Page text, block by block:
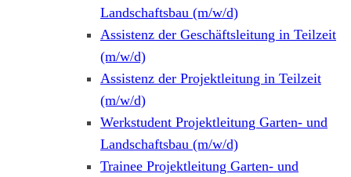
Landschaftsbau (m/w/d)
Assistenz der Geschäftsleitung in Teilzeit
(m/w/d)
Assistenz der Projektleitung in Teilzeit
(m/w/d)
Werkstudent Projektleitung Garten- und
Landschaftsbau (m/w/d)
Trainee Projektleitung Garten- und